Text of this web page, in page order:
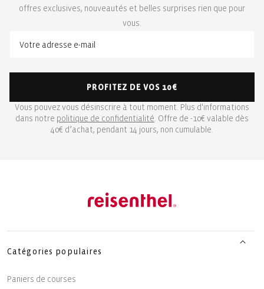
offres exclusives, nouveautés et belles surprises rien que pour
vous.
PROFITEZ DE VOS 10€
Vous pouvez vous désinscrire à tout moment. Plus d'informations
dans notre politique de confidentialité. Offre de -10€ valable dès
40€ d’achat, pendant 14 jours, non cumulable.
Catégories populaires
Paniers de courses